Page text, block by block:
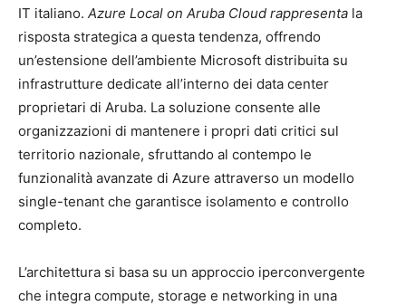
IT italiano. Azure Local on Aruba Cloud rappresenta la
risposta strategica a questa tendenza, offrendo
un’estensione dell’ambiente Microsoft distribuita su
infrastrutture dedicate all’interno dei data center
proprietari di Aruba. La soluzione consente alle
organizzazioni di mantenere i propri dati critici sul
territorio nazionale, sfruttando al contempo le
funzionalità avanzate di Azure attraverso un modello
single-tenant che garantisce isolamento e controllo
completo.
L’architettura si basa su un approccio iperconvergente
che integra compute, storage e networking in una